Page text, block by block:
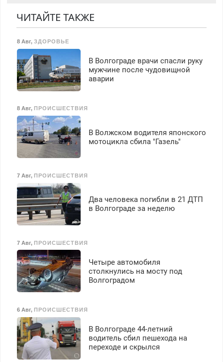
гарантией. Все р-ны.
Срочно. Без выходных.
Пенсионерам – скидки до
40%. Мастер со стажем.
Ежемесячно
выплачивается денежная
безопасности с з/п до
125000 руб.
ЧИТАЙТЕ ТАКЖЕ
8 Авг, ЗДОРОВЬЕ
В Волгограде врачи спасли руку
мужчине после чудовищной
аварии
8 Авг, ПРОИСШЕСТВИЯ
В Волжском водителя японского
мотоцикла сбила "Газель"
7 Авг, ПРОИСШЕСТВИЯ
Два человека погибли в 21 ДТП
в Волгограде за неделю
7 Авг, ПРОИСШЕСТВИЯ
Четыре автомобиля
столкнулись на мосту под
Волгоградом
6 Авг, ПРОИСШЕСТВИЯ
В Волгограде 44-летний
водитель сбил пешехода на
переходе и скрылся